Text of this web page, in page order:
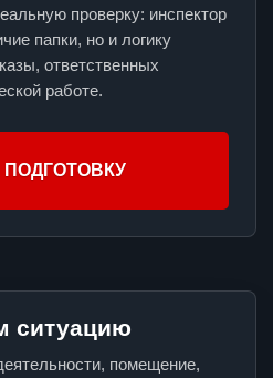
проверку: инспектор
папки, но и логику
ответственных
работе.
ПОДГОТОВКУ
ситуацию
помещение,